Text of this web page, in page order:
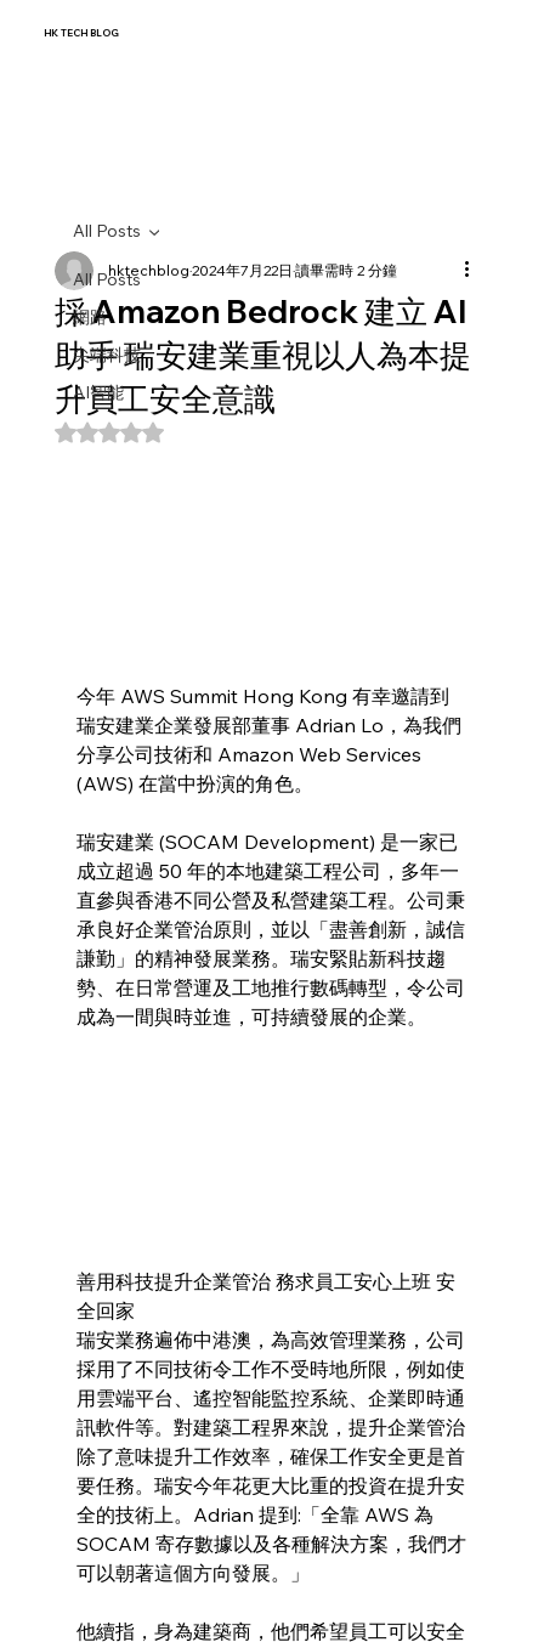
HK TECH BLOG
All Posts
網路
尖端科技
AI智能
All Posts
採 Amazon Bedrock 建立 AI
助手 瑞安建業重視以人為本提
升員工安全意識
hktechblog2024年7月22日 讀畢需時 2 分鐘
評等為 NaN（最高為 5 顆星）。
今年 AWS Summit Hong Kong 有幸邀請到
瑞安建業企業發展部董事 Adrian Lo，為我們
分享公司技術和 Amazon Web Services
(AWS) 在當中扮演的角色。
瑞安建業 (SOCAM Development) 是一家已
成立超過 50 年的本地建築工程公司，多年一
直參與香港不同公營及私營建築工程。公司秉
承良好企業管治原則，並以「盡善創新，誠信
謙勤」的精神發展業務。瑞安緊貼新科技趨
勢、在日常營運及工地推行數碼轉型，令公司
成為一間與時並進，可持續發展的企業。
善用科技提升企業管治 務求員工安心上班 安
全回家
瑞安業務遍佈中港澳，為高效管理業務，公司
採用了不同技術令工作不受時地所限，例如使
用雲端平台、遙控智能監控系統、企業即時通
訊軟件等。對建築工程界來說，提升企業管治
除了意味提升工作效率，確保工作安全更是首
要任務。瑞安今年花更大比重的投資在提升安
全的技術上。Adrian 提到:「全靠 AWS 為
SOCAM 寄存數據以及各種解決方案，我們才
可以朝著這個方向發展。」
他續指，身為建築商，他們希望員工可以安全